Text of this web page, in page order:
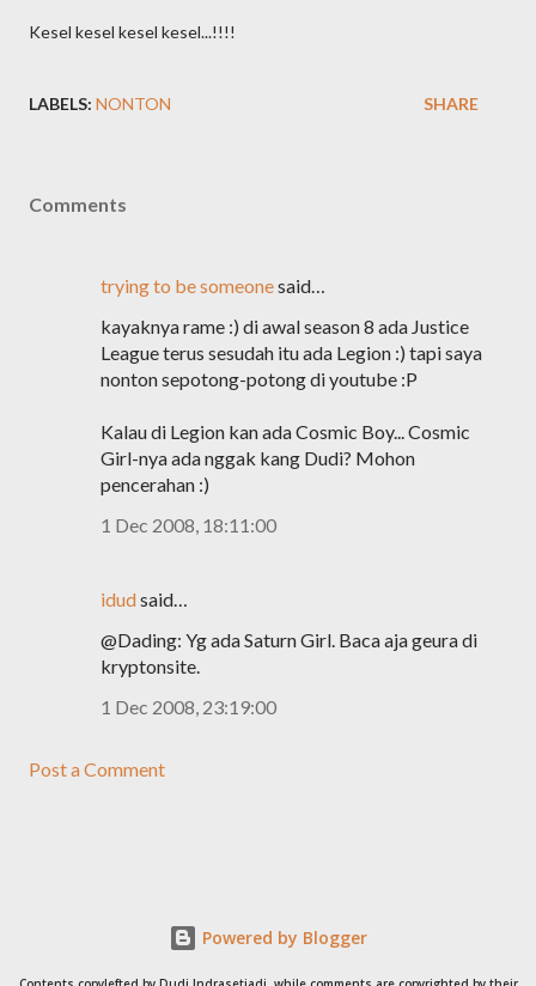
Kesel kesel kesel kesel...!!!!
LABELS: NONTON SHARE
Comments
trying to be someonesaid…
kayaknya rame :) di awal season 8 ada Justice
League terus sesudah itu ada Legion :) tapi saya
nonton sepotong-potong di youtube :P
Kalau di Legion kan ada Cosmic Boy... Cosmic
Girl-nya ada nggak kang Dudi? Mohon
pencerahan :)
1 Dec 2008, 18:11:00
idudsaid…
@Dading: Yg ada Saturn Girl. Baca aja geura di
kryptonsite.
1 Dec 2008, 23:19:00
Post a Comment
Powered by Blogger